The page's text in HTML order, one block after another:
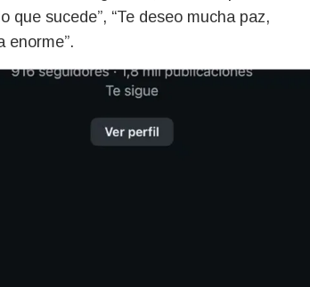
que sucede”, “Te deseo mucha paz,
enorme”.